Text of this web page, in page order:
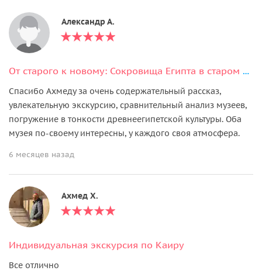
Александр А.
От старого к новому: Сокровища Египта в старом Каирском и Новом музеях
Спасибо Ахмеду за очень содержательный рассказ,
увлекательную экскурсию, сравнительный анализ музеев,
погружение в тонкости древнеегипетской культуры. Оба
музея по-своему интересны, у каждого своя атмосфера.
6 месяцев назад
Ахмед Х.
Индивидуальная экскурсия по Каиру
Все отлично